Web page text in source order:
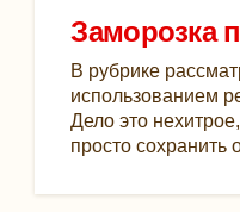
Заморозка
В рубрике
использованием
Дело это
просто